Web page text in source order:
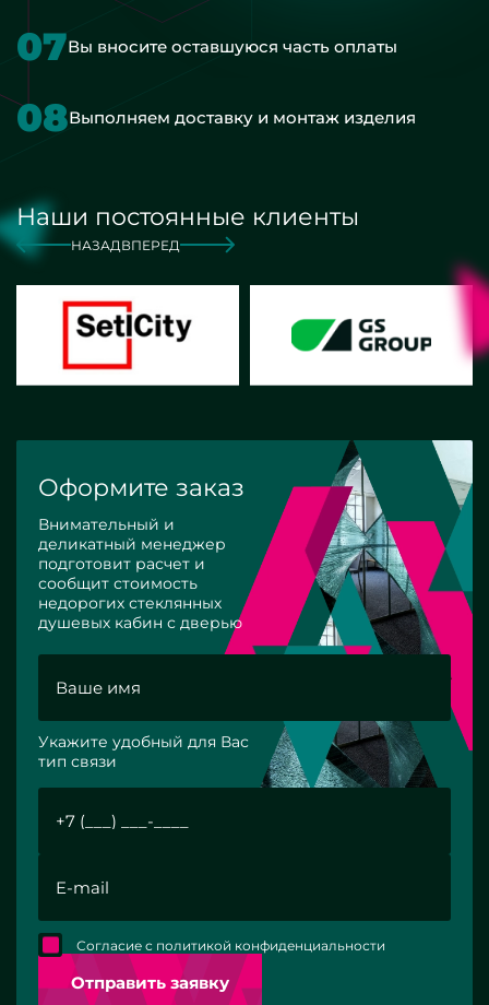
07Вы вносите оставшуюся часть оплаты
08Выполняем доставку и монтаж изделия
Наши постоянные клиенты
НАЗАД ВПЕРЕД
Оформите заказ
Внимательный и
деликатный менеджер
подготовит расчет и
сообщит стоимость
недорогих стеклянных
душевых кабин с дверью
Укажите удобный для Вас
тип связи
Отправить заявку
Согласие с политикой конфиденциальности